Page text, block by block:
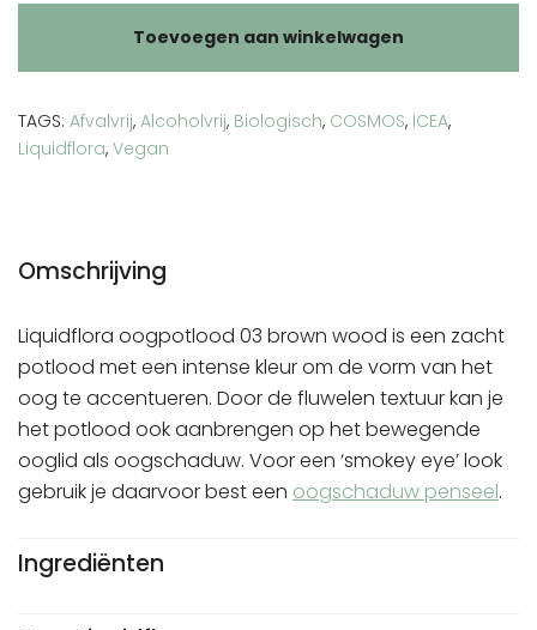
wood
aantal
Toevoegen aan winkelwagen
TAGS: Afvalvrij, Alcoholvrij, Biologisch, COSMOS, ICEA,
Liquidflora, Vegan
Omschrijving
Liquidflora oogpotlood 03 brown wood is een zacht
potlood met een intense kleur om de vorm van het
oog te accentueren. Door de fluwelen textuur kan je
het potlood ook aanbrengen op het bewegende
ooglid als oogschaduw. Voor een ‘smokey eye’ look
gebruik je daarvoor best een oogschaduw penseel.
Ingrediënten